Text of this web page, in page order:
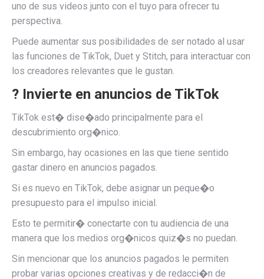
uno de sus videos junto con el tuyo para ofrecer tu
perspectiva.
Puede aumentar sus posibilidades de ser notado al usar
las funciones de TikTok, Duet y Stitch, para interactuar con
los creadores relevantes que le gustan.
? Invierte en anuncios de TikTok
TikTok est� dise�ado principalmente para el
descubrimiento org�nico.
Sin embargo, hay ocasiones en las que tiene sentido
gastar dinero en anuncios pagados.
Si es nuevo en TikTok, debe asignar un peque�o
presupuesto para el impulso inicial.
Esto te permitir� conectarte con tu audiencia de una
manera que los medios org�nicos quiz�s no puedan.
Sin mencionar que los anuncios pagados le permiten
probar varias opciones creativas y de redacci�n de